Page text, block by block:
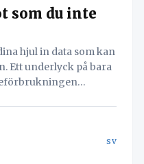
som du inte
hjul in data som kan
Ett underlyck på bara
att integrera TPMS
sv